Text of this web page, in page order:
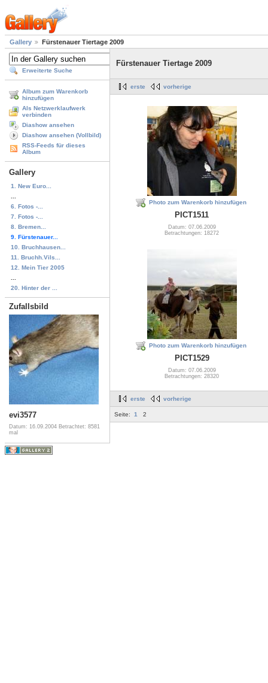
Gallery Fürstenauer Tiertage 2009
Erweiterte Suche
Album zum Warenkorb
hinzufügen
Als Netzwerklaufwerk
verbinden
Diashow ansehen
Diashow ansehen (Vollbild)
RSS-Feeds für dieses
Album
Gallery
1. New Euro...
6. Fotos -...
7. Fotos -...
8. Bremen...
9. Fürstenauer...
10. Bruchhausen...
11. Bruchh.Vils...
12. Mein Tier 2005
20. Hinter der ...
Zufallsbild
evi3577
Datum: 16.09.2004 Betrachtet: 8581
mal
Fürstenauer Tiertage 2009
erste vorherige
Photo zum Warenkorb hinzufügen
PICT1511
Datum: 07.06.2009
Betrachtungen: 18272
Photo zum Warenkorb hinzufügen
PICT1529
Datum: 07.06.2009
Betrachtungen: 28320
erste vorherige
Seite: 1 2